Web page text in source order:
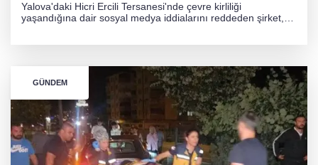
Yalova'daki Hicri Ercili Tersanesi'nde çevre kirliliği
yaşandığına dair sosyal medya iddialarını reddeden şirket,
GÜNDEM